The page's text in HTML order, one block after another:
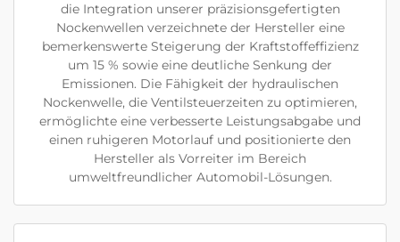
die Integration unserer präzisionsgefertigten
Nockenwellen verzeichnete der Hersteller eine
bemerkenswerte Steigerung der Kraftstoffeffizienz
um 15 % sowie eine deutliche Senkung der
Emissionen. Die Fähigkeit der hydraulischen
Nockenwelle, die Ventilsteuerzeiten zu optimieren,
ermöglichte eine verbesserte Leistungsabgabe und
einen ruhigeren Motorlauf und positionierte den
Hersteller als Vorreiter im Bereich
umweltfreundlicher Automobil-Lösungen.